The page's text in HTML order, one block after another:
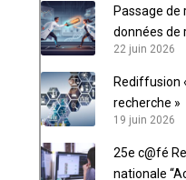
Passage de
données de
22 juin 2026
Rediffusion
recherche »
19 juin 2026
25e c@fé
nationale